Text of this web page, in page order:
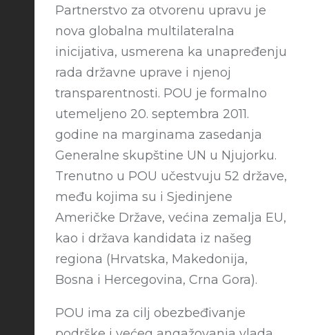
Partnerstvo za otvorenu upravu je
nova globalna multilateralna
inicijativa, usmerena ka unapređenju
rada državne uprave i njenoj
transparentnosti. POU je formalno
utemeljeno 20. septembra 2011.
godine na marginama zasedanja
Generalne skupštine UN u Njujorku.
Trenutno u POU učestvuju 52 države,
među kojima su i Sjedinjene
Američke Države, većina zemalja EU,
kao i država kandidata iz našeg
regiona (Hrvatska, Makedonija,
Bosna i Hercegovina, Crna Gora).
POU ima za cilj obezbeđivanje